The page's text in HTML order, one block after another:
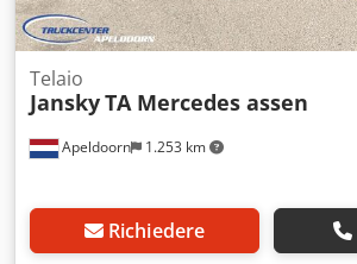
Apeldoorn 1.253 km
Telaio
JanskyTA Mercedes assen
Richiedere